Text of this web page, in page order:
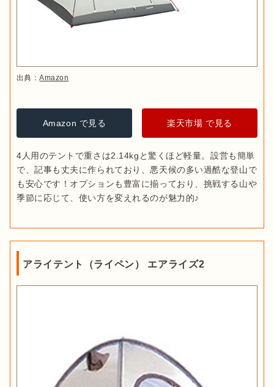
出典：Amazon
Amazon で見る 楽天市場 で見る
4人用のテントで重さは2.14kgと驚くほど軽量。設営も簡単
で、記事も丈夫に作られており、悪天候の多い過酷な登山で
も安心です！オプションも豊富に揃っており、挑戦する山や
季節に応じて、使い方を変えれるのが魅力的♪
アライテント（ライペン） エアライズ2